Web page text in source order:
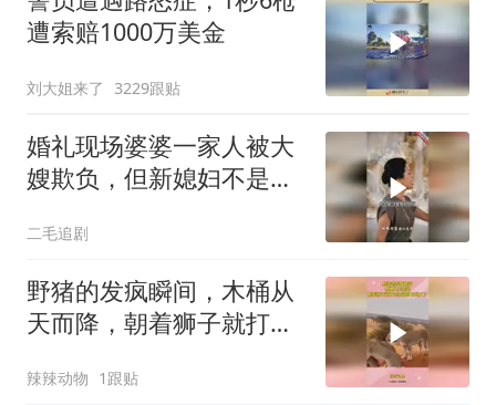
遭索赔1000万美金
刘大姐来了 3229跟贴
婚礼现场婆婆一家人被大
嫂欺负，但新媳妇不是好
二毛追剧
野猪的发疯瞬间，木桶从
天而降，朝着狮子就打去
辣辣动物 1跟贴